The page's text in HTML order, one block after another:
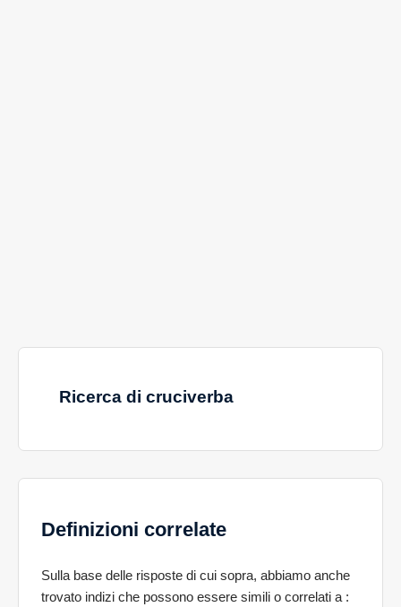
Ricerca di cruciverba
Definizioni correlate
Sulla base delle risposte di cui sopra, abbiamo anche
trovato indizi che possono essere simili o correlati a :